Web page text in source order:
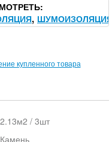
ШУМОИЗОЛЯЦИЯ
купленного товара
2.13м2 / 3шт
Камень